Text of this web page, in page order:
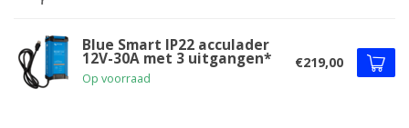
Blue Smart IP22 acculader
12V-30A met 3 uitgangen*
Op voorraad
€219,00